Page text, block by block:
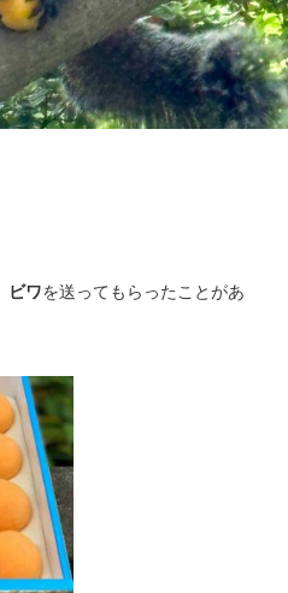
ビワを送ってもらったことがあ